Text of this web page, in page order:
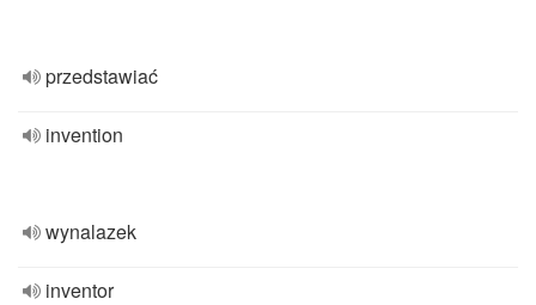
przedstawiać
invention
wynalazek
inventor